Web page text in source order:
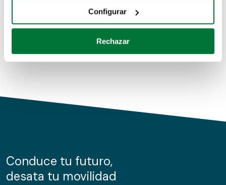
Identificar su dispositivo analizándolo activamente
para buscar características específicas (huellas
Obtenga más información sobre cómo se procesan sus
de cookies.
información sobre el uso que haga del sitio web con
nuestros partners de redes sociales, publicidad y análisis
Configurar
Rechazar
Conduce tu futuro,
desata tu movilidad